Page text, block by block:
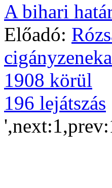
A bihari
Előadó:
1908 körül
196 lejátszás